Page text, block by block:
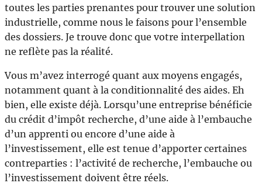
toutes les parties prenantes pour trouver une solution
industrielle, comme nous le faisons pour l’ensemble
des dossiers. Je trouve donc que votre interpellation
ne reflète pas la réalité.
Vous m’avez interrogé quant aux moyens engagés,
notamment quant à la conditionnalité des aides. Eh
bien, elle existe déjà. Lorsqu’une entreprise bénéficie
du crédit d’impôt recherche, d’une aide à l’embauche
d’un apprenti ou encore d’une aide à
l’investissement, elle est tenue d’apporter certaines
contreparties : l’activité de recherche, l’embauche ou
l’investissement doivent être réels.